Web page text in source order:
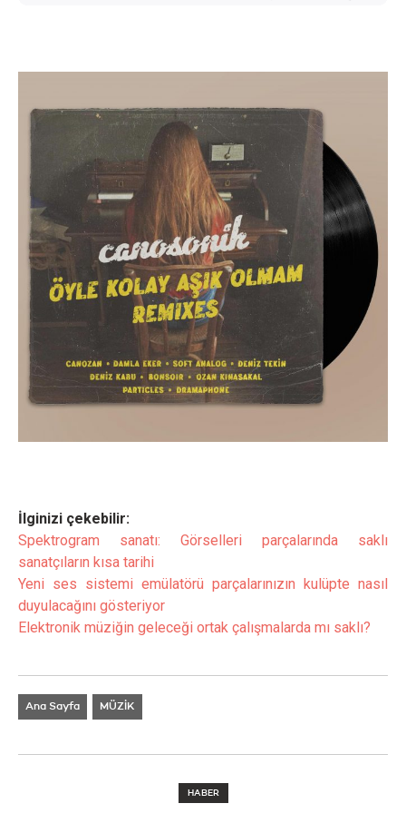
İlginizi çekebilir:
Spektrogram sanatı: Görselleri parçalarında saklı
sanatçıların kısa tarihi
Yeni ses sistemi emülatörü parçalarınızın kulüpte nasıl
duyulacağını gösteriyor
Elektronik müziğin geleceği ortak çalışmalarda mı saklı?
Ana Sayfa MÜZİK
HABER